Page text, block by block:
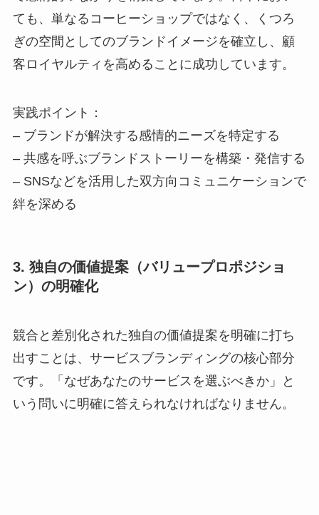
ても、単なるコーヒーショップではなく、くつろ
ぎの空間としてのブランドイメージを確立し、顧
客ロイヤルティを高めることに成功しています。
実践ポイント：
– ブランドが解決する感情的ニーズを特定する
– 共感を呼ぶブランドストーリーを構築・発信する
– SNSなどを活用した双方向コミュニケーションで
絆を深める
3. 独自の価値提案（バリュープロポジショ
ン）の明確化
競合と差別化された独自の価値提案を明確に打ち
出すことは、サービスブランディングの核心部分
です。「なぜあなたのサービスを選ぶべきか」と
いう問いに明確に答えられなければなりません。